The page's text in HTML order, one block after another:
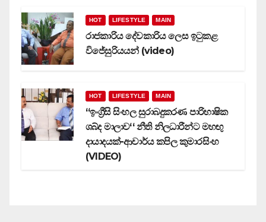
HOT LIFESTYLE MAIN
රාජකාරිය දේවකාරිය ලෙස ඉටුකළ
විජේසුරියයන් (video)
HOT LIFESTYLE MAIN
‘‘ඉංග්‍රීසි සිංහල සුරාබදුකරණ පාරිභාෂික
ශබ්ද මාලාව‘‘ නීති නිලධාරීන්ට මහඟු
දායාදයක්-ආචාර්ය කපිල කුමාරසිංහ
(VIDEO)